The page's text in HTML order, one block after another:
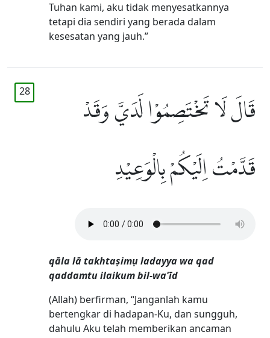
Tuhan kami, aku tidak menyesatkannya
tetapi dia sendiri yang berada dalam
kesesatan yang jauh.”
28
قَالَ لَا تَخْتَصِمُوْا لَدَيَّ وَقَدْ
قَدَّمْتُ اِلَيْكُمْ بِالْوَعِيْدِ
qāla lā takhtaṣimụ ladayya wa qad
qaddamtu ilaikum bil-wa'īd
(Allah) berfirman, “Janganlah kamu
bertengkar di hadapan-Ku, dan sungguh,
dahulu Aku telah memberikan ancaman